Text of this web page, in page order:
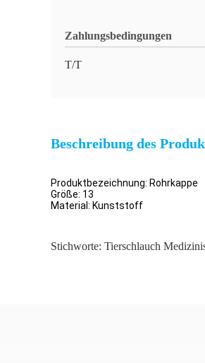
Zahlungsbedingungen
T/T
Beschreibung des
Produktbezeichnung: Rohrkappe
Größe: 13
Material: Kunststoff
Stichworte: Tierschlauch